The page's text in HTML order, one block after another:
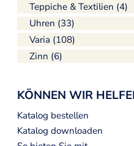
Teppiche & Textilien (4)
Uhren (33)
Varia (108)
Zinn (6)
KÖNNEN WIR
Katalog bestellen
Katalog downloaden